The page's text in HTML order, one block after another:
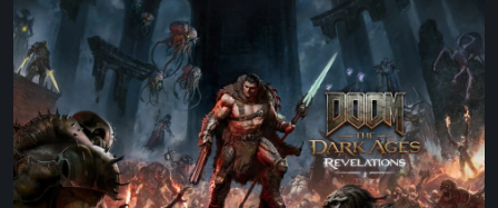
DOOM:
The
Dark
Ages
–
Revelations,
la